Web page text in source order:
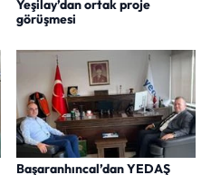
Yeşilay’dan ortak proje
görüşmesi
Başaranhıncal’dan YEDAŞ